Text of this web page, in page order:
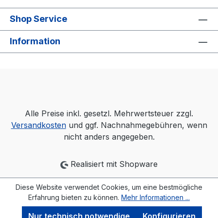
Shop Service
Information
Alle Preise inkl. gesetzl. Mehrwertsteuer zzgl.
Versandkostenund ggf. Nachnahmegebühren, wenn
nicht anders angegeben.
Realisiert mit Shopware
Diese Website verwendet Cookies, um eine bestmögliche
Erfahrung bieten zu können. Mehr Informationen ...
Nur technisch notwendige Konfigurieren